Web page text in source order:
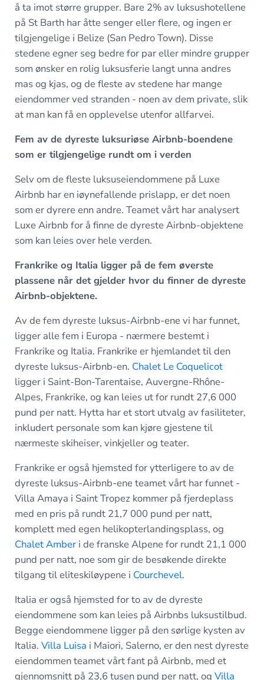
å ta imot større grupper. Bare 2% av luksushotellene
på St Barth har åtte senger eller flere, og ingen er
tilgjengelige i Belize (San Pedro Town). Disse
stedene egner seg bedre for par eller mindre grupper
som ønsker en rolig luksusferie langt unna andres
mas og kjas, og de fleste av stedene har mange
eiendommer ved stranden - noen av dem private, slik
at man kan få en opplevelse utenfor allfarvei.
Fem av de dyreste luksuriøse Airbnb-boendene
som er tilgjengelige rundt om i verden
Selv om de fleste luksuseiendommene på Luxe
Airbnb har en iøynefallende prislapp, er det noen
som er dyrere enn andre. Teamet vårt har analysert
Luxe Airbnb for å finne de dyreste Airbnb-objektene
som kan leies over hele verden.
Frankrike og Italia ligger på de fem øverste
plassene når det gjelder hvor du finner de dyreste
Airbnb-objektene.
Av de fem dyreste luksus-Airbnb-ene vi har funnet,
ligger alle fem i Europa - nærmere bestemt i
Frankrike og Italia. Frankrike er hjemlandet til den
dyreste luksus-Airbnb-en. Chalet Le Coquelicot
ligger i Saint-Bon-Tarentaise, Auvergne-Rhône-
Alpes, Frankrike, og kan leies ut for rundt 27,6 000
pund per natt. Hytta har et stort utvalg av fasiliteter,
inkludert personale som kan kjøre gjestene til
nærmeste skiheiser, vinkjeller og teater.
Frankrike er også hjemsted for ytterligere to av de
dyreste luksus-Airbnb-ene teamet vårt har funnet -
Villa Amaya i Saint Tropez kommer på fjerdeplass
med en pris på rundt 21,7 000 pund per natt,
komplett med egen helikopterlandingsplass, og
Chalet Amberi de franske Alpene for rundt 21,1 000
pund per natt, noe som gir de besøkende direkte
tilgang til eliteskiløypene i Courchevel.
Italia er også hjemsted for to av de dyreste
eiendommene som kan leies på Airbnbs luksustilbud.
Begge eiendommene ligger på den sørlige kysten av
Italia. Villa Luisa i Maiori, Salerno, er den nest dyreste
eiendommen teamet vårt fant på Airbnb, med et
gjennomsnitt på 23,6 tusen pund per natt, og Villa